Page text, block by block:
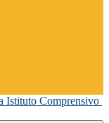
Istituto Comprensivo